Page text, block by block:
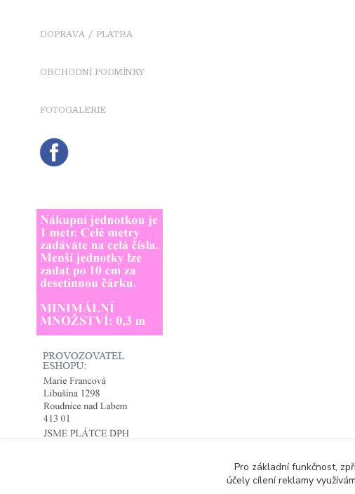
Pro základní funkčnost,
účely cílení reklamy